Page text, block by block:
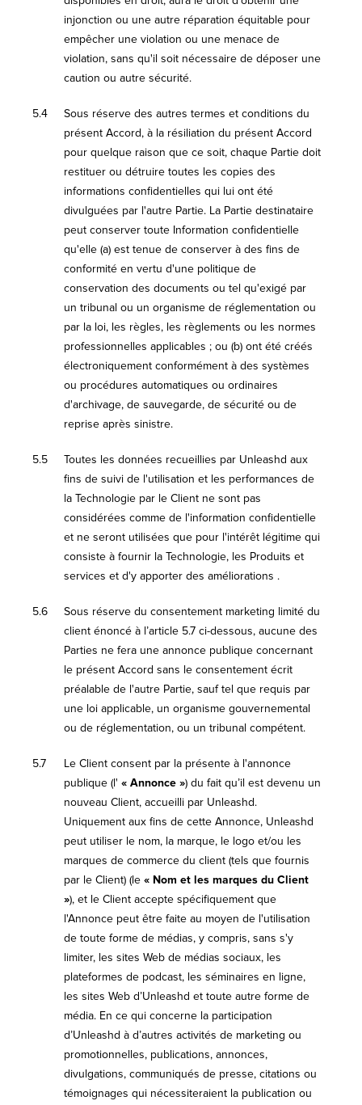
injonction ou une autre réparation équitable pour
empêcher une violation ou une menace de
violation, sans qu'il soit nécessaire de déposer une
caution ou autre sécurité.
5.4
Sous réserve des autres termes et conditions du
présent Accord, à la résiliation du présent Accord
pour quelque raison que ce soit, chaque Partie doit
restituer ou détruire toutes les copies des
informations confidentielles qui lui ont été
divulguées par l'autre Partie. La Partie destinataire
peut conserver toute Information confidentielle
qu'elle (a) est tenue de conserver à des fins de
conformité en vertu d'une politique de
conservation des documents ou tel qu'exigé par
un tribunal ou un organisme de réglementation ou
par la loi, les règles, les règlements ou les normes
professionnelles applicables ; ou (b) ont été créés
électroniquement conformément à des systèmes
ou procédures automatiques ou ordinaires
d'archivage, de sauvegarde, de sécurité ou de
reprise après sinistre.
5.5
Toutes les données recueillies par Unleashd aux
fins de suivi de l'utilisation et les performances de
la Technologie par le Client ne sont pas
considérées comme de l'information confidentielle
et ne seront utilisées que pour l'intérêt légitime qui
consiste à fournir la Technologie, les Produits et
services et d'y apporter des améliorations .
5.6
Sous réserve du consentement marketing limité du
client énoncé à l’article 5.7 ci-dessous, aucune des
Parties ne fera une annonce publique concernant
le présent Accord sans le consentement écrit
préalable de l'autre Partie, sauf tel que requis par
une loi applicable, un organisme gouvernemental
ou de réglementation, ou un tribunal compétent.
5.7
Le Client consent par la présente à l'annonce
publique (l'« Annonce ») du fait qu’il est devenu un
nouveau Client, accueilli par Unleashd.
Uniquement aux fins de cette Annonce, Unleashd
peut utiliser le nom, la marque, le logo et/ou les
marques de commerce du client (tels que fournis
par le Client) (le « Nom et les marques du Client
»), et le Client accepte spécifiquement que
l'Annonce peut être faite au moyen de l'utilisation
de toute forme de médias, y compris, sans s'y
limiter, les sites Web de médias sociaux, les
plateformes de podcast, les séminaires en ligne,
les sites Web d’Unleashd et toute autre forme de
média. En ce qui concerne la participation
d’Unleashd à d’autres activités de marketing ou
promotionnelles, publications, annonces,
divulgations, communiqués de presse, citations ou
témoignages qui nécessiteraient la publication ou